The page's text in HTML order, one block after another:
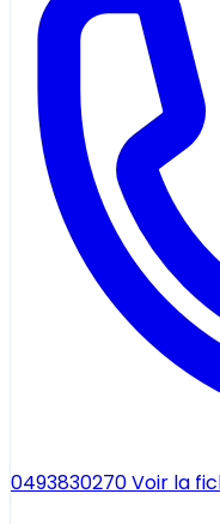
0493830270Voir la